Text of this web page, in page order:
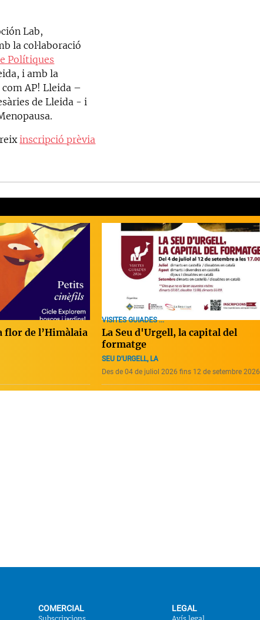
Lab,
la col·laboració
Polítiques
i amb la
AP! Lleida –
de Lleida - i
inscripció prèvia
flor de l’Himàlaia
VISITES GUIADES ...
La Seu d'Urgell, la capital del
formatge
SEU D'URGELL, LA
Des de 04 de juliol 2026 fins 12 de setembre 2026
COMERCIAL LEGAL